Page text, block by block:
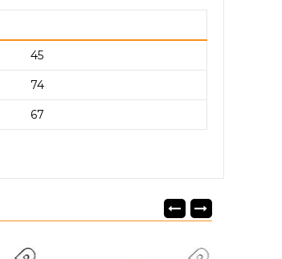
45
74
67